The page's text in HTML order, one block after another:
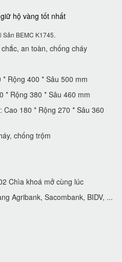
Sản BEMC K1745.
an toàn, chống cháy
Rộng 400 * Sâu 500 mm
* Rộng 380 * Sâu 460 mm
180 * Rộng 270 * Sâu 360
chống trộm
Chìa khoá mở cùng lúc
Agribank, Sacombank, BIDV, ...